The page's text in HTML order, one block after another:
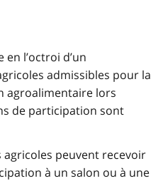
l’octroi d’un
admissibles pour la
agroalimentaire lors
de participation sont
agricoles peuvent recevoir
à un salon ou à une